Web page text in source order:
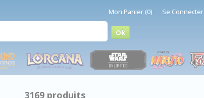
Mon Panier (0) Se Connecter
3169 produits